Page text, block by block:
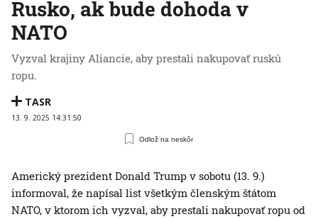
Rusko, ak bude dohoda v
NATO
Vyzval krajiny Aliancie, aby prestali nakupovať ruskú
ropu.
TASR
13. 9. 2025 14:31:50
Odlož na neskôr
Americký prezident Donald Trump v sobotu (13. 9.)
informoval, že napísal list všetkým členským štátom
NATO, v ktorom ich vyzval, aby prestali nakupovať ropu od